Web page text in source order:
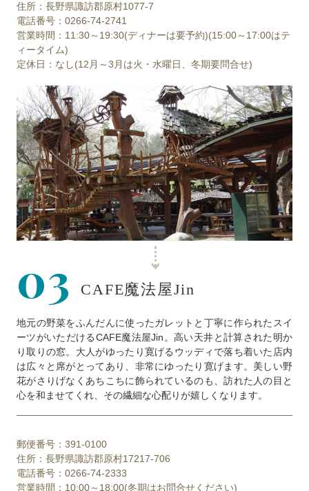
住所：長野県諏訪郡原村1077-7
電話番号：0266-74-2741
営業時間：11:30～19:30(ディナーは要予約)(15:00～17:00はテ
ィータイム)
定休日：なし(12月～3月は火・水曜日、冬期要問合せ)
03 CAFE魔法屋Jin
地元の野菜をふんだんに使ったガレットと丁寧に作られたスイ
ーツがいただけるCAFE魔法屋Jin。高い天井と計算された明か
り取りの窓。大人がゆったり寛げるウッディで落ち着いた店内
は広々と席がとってあり、非常にゆったり寛げます。美しい野
花がさりげなくあちこちに飾られているのも、訪れた人の目と
心を和ませてくれ、その繊細な心配りが嬉しくなります。
郵便番号：391-0100
住所：長野県諏訪郡原村17217-706
電話番号：0266-74-2333
営業時間：10:00～18:00(冬期はお問合せください)